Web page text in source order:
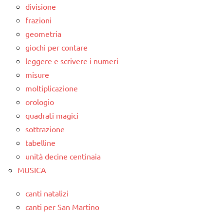
divisione
frazioni
geometria
giochi per contare
leggere e scrivere i numeri
misure
moltiplicazione
orologio
quadrati magici
sottrazione
tabelline
unità decine centinaia
MUSICA
canti natalizi
canti per San Martino